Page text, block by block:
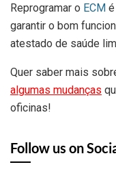
Reprogramar o ECM
garantir o bom
atestado de saúde
Quer saber mais
algumas mudanças
oficinas!
Follow us on